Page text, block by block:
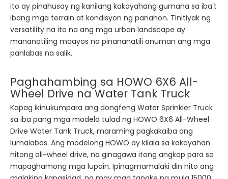
ito ay pinahusay ng kanilang kakayahang gumana sa iba't
ibang mga terrain at kondisyon ng panahon. Tinitiyak ng
versatility na ito na ang mga urban landscape ay
mananatiling maayos na pinananatili anuman ang mga
panlabas na salik.
Paghahambing sa HOWO 6X6 All-
Wheel Drive na Water Tank Truck
Kapag ikinukumpara ang dongfeng Water Sprinkler Truck
sa iba pang mga modelo tulad ng HOWO 6X6 All-Wheel
Drive Water Tank Truck, maraming pagkakaiba ang
lumalabas. Ang modelong HOWO ay kilala sa kakayahan
nitong all-wheel drive, na ginagawa itong angkop para sa
mapaghamong mga lupain. Ipinagmamalaki din nito ang